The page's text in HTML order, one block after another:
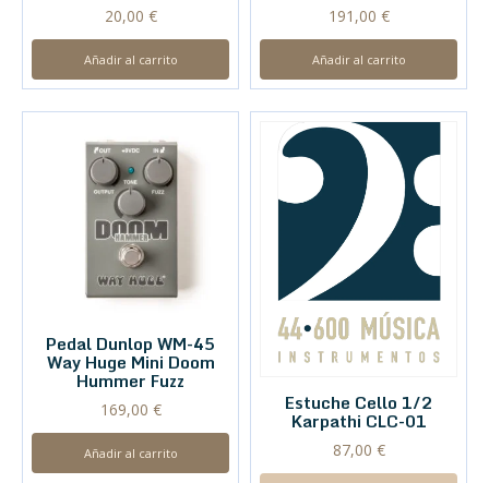
20,00 €
Añadir al carrito
191,00 €
Añadir al carrito
Pedal Dunlop WM-45
Way Huge Mini Doom
Hummer Fuzz
169,00 €
Añadir al carrito
Estuche Cello 1/2
Karpathi CLC-01
87,00 €